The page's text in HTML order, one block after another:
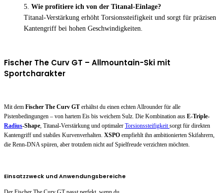
Wie profitiere ich von der Titanal-Einlage?
Titanal-Verstärkung erhöht Torsionssteifigkeit und sorgt für präzisen
Kantengriff bei hohen Geschwindigkeiten.
Fischer The Curv GT – Allmountain-Ski mit
Sportcharakter
Mit dem Fischer The Curv GT erhältst du einen echten Allrounder für alle
Pistenbedingungen – von hartem Eis bis weichem Sulz. Die Kombination aus E-Triple-
Radius-Shape, Titanal-Verstärkung und optimaler Torsionssteifigkeitsorgt für direkten
Kantengriff und stabiles Kurvenverhalten. XSPO empfiehlt ihn ambitionierten Skifahrern,
die Renn-DNA spüren, aber trotzdem nicht auf Spielfreude verzichten möchten.
Einsatzzweck und Anwendungsbereiche